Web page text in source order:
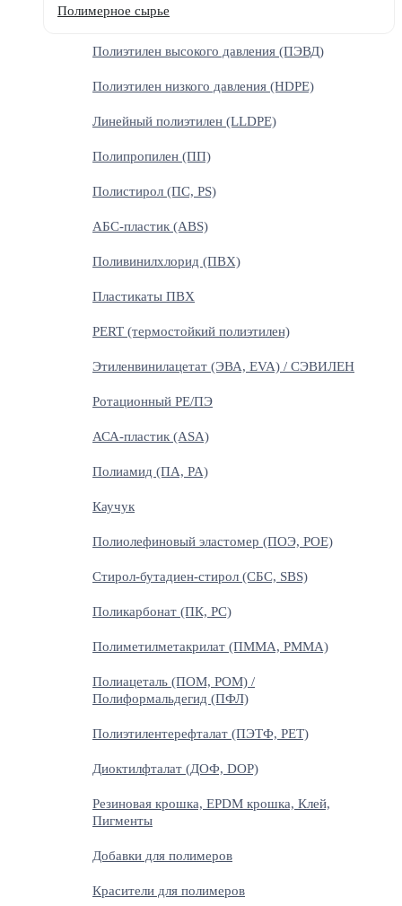
Полимерное сырье
Полиэтилен высокого давления (ПЭВД)
Полиэтилен низкого давления (HDPE)
Линейный полиэтилен (LLDPE)
Полипропилен (ПП)
Полистирол (ПС, PS)
АБС-пластик (ABS)
Поливинилхлорид (ПВХ)
Пластикаты ПВХ
PERT (термостойкий полиэтилен)
Этиленвинилацетат (ЭВА, EVA) / СЭВИЛЕН
Ротационный PE/ПЭ
АСА-пластик (ASA)
Полиамид (ПА, PA)
Каучук
Полиолефиновый эластомер (ПОЭ, POE)
Стирол-бутадиен-стирол (СБС, SBS)
Поликарбонат (ПК, PC)
Полиметилметакрилат (ПММА, PMMA)
Полиацеталь (ПОМ, POM) /
Полиформальдегид (ПФЛ)
Полиэтилентерефталат (ПЭТФ, PET)
Диоктилфталат (ДОФ, DOP)
Резиновая крошка, EPDM крошка, Клей,
Пигменты
Добавки для полимеров
Красители для полимеров